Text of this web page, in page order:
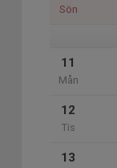
Sön
11
Mån
12
Tis
13